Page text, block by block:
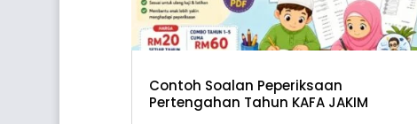
Contoh Soalan Peperiksaan
Pertengahan Tahun KAFA JAKIM